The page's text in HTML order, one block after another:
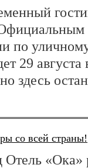
по
29
здесь
со всей страны!
Отель